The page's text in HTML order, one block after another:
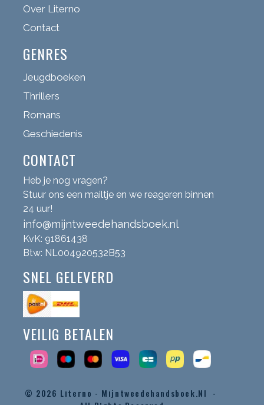
Over Literno
Contact
GENRES
Jeugdboeken
Thrillers
Romans
Geschiedenis
CONTACT
Heb je nog vragen?
Stuur ons een mailtje en we reageren binnen
24 uur!
info@mijntweedehandsboek.nl
KvK: 91861438
Btw: NL004920532B53
SNEL GELEVERD
VEILIG BETALEN
© 2026 Literno - Mijntweedehandsboek.nl -